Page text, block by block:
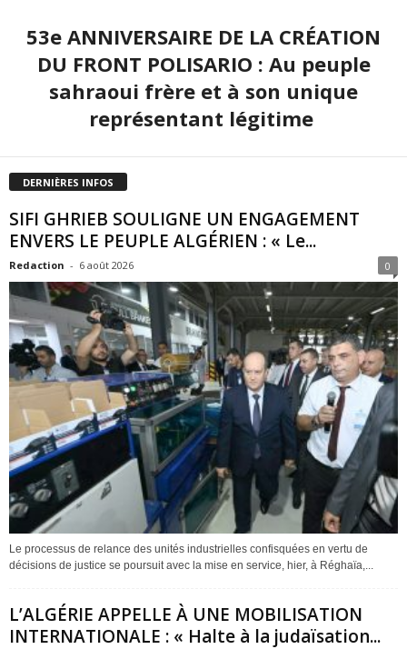
53e ANNIVERSAIRE DE LA CRÉATION
DU FRONT POLISARIO : Au peuple
sahraoui frère et à son unique
représentant légitime
DERNIÈRES INFOS
SIFI GHRIEB SOULIGNE UN ENGAGEMENT
ENVERS LE PEUPLE ALGÉRIEN : « Le...
Redaction - 6 août 2026 0
Le processus de relance des unités industrielles confisquées en vertu de
décisions de justice se poursuit avec la mise en service, hier, à Réghaïa,...
L’ALGÉRIE APPELLE À UNE MOBILISATION
INTERNATIONALE : « Halte à la judaïsation...